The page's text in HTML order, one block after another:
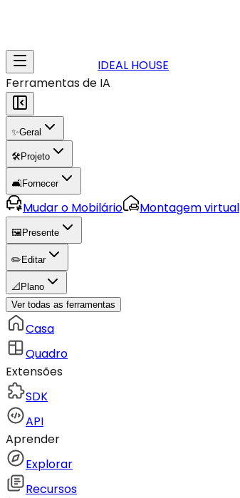
IDEAL HOUSE
Ferramentas de IA
✨Geral
🛠️Projeto
🛋️Fornecer
Mudar o Mobilário Montagem virtual
🖼️ Presente
✏️ Editar
📐 Plano
Ver todas as ferramentas
Casa
Quadro
Extensões
SDK
API
Aprender
Explorar
Recursos